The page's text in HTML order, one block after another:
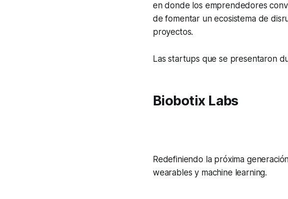
en donde los emprendedores
de fomentar un ecosistema de
proyectos.
Las startups que se presentaron
Biobotix Labs
Redefiniendo la próxima
wearables y machine learning.